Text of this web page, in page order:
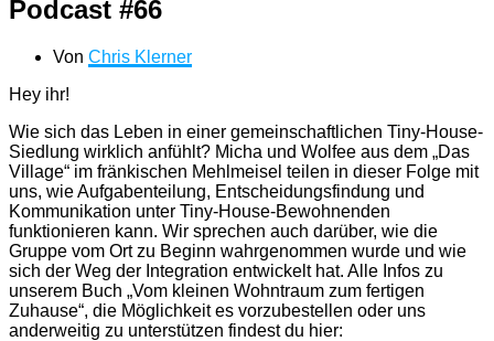
Podcast #66
Von Chris Klerner
Hey ihr!
Wie sich das Leben in einer gemeinschaftlichen Tiny-House-
Siedlung wirklich anfühlt? Micha und Wolfee aus dem „Das
Village“ im fränkischen Mehlmeisel teilen in dieser Folge mit
uns, wie Aufgabenteilung, Entscheidungsfindung und
Kommunikation unter Tiny-House-Bewohnenden
funktionieren kann. Wir sprechen auch darüber, wie die
Gruppe vom Ort zu Beginn wahrgenommen wurde und wie
sich der Weg der Integration entwickelt hat. Alle Infos zu
unserem Buch „Vom kleinen Wohntraum zum fertigen
Zuhause“, die Möglichkeit es vorzubestellen oder uns
anderweitig zu unterstützen findest du hier: